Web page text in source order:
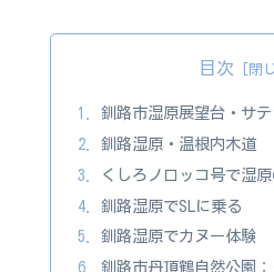
目次
釧路市湿原展望台・サ
釧路湿原・温根内木道
くしろノロッコ号で湿
釧路湿原でSLに乗る
釧路湿原でカヌー体験
釧路市丹頂鶴自然公園